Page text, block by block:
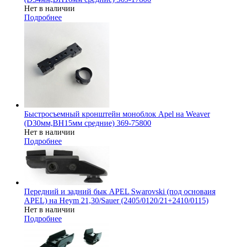
Нет в наличии
Подробнее
Быстросъемный кронштейн моноблок Apel на Weaver
(D30мм,ВН15мм средние) 369-75800
Нет в наличии
Подробнее
Передний и задний бык APEL Swarovski (под основаия
APEL) на Heym 21,30/Sauer (2405/0120/21+2410/0115)
Нет в наличии
Подробнее